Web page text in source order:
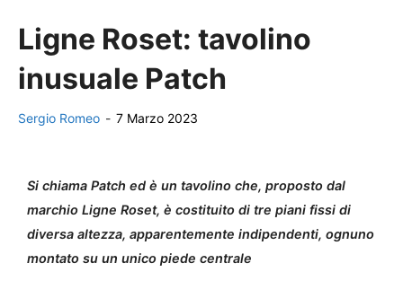
Ligne Roset: tavolino
inusuale Patch
Sergio Romeo - 7 Marzo 2023
Si chiama Patch ed è un tavolino che, proposto dal
marchio Ligne Roset, è costituito di tre piani fissi di
diversa altezza, apparentemente indipendenti, ognuno
montato su un unico piede centrale